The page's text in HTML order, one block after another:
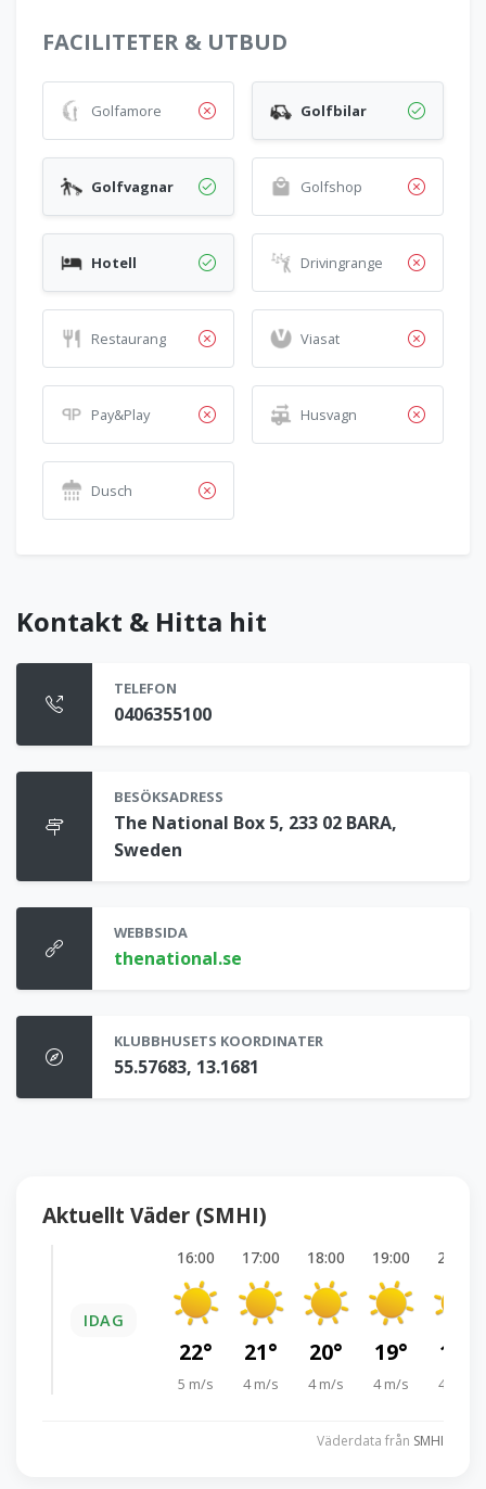
FACILITETER & UTBUD
Golfamore Golfbilar
Golfvagnar Golfshop
Hotell Drivingrange
Restaurang Viasat
Pay&Play Husvagn
Dusch
Kontakt & Hitta hit
TELEFON
0406355100
BESÖKSADRESS
The National Box 5, 233 02 BARA,
Sweden
WEBBSIDA
thenational.se
KLUBBHUSETS KOORDINATER
55.57683, 13.1681
Aktuellt Väder (SMHI)
IDAG
16:00
22°
5 m/s
17:00
21°
4 m/s
18:00
20°
4 m/s
19:00
19°
4 m/s
20:00
18°
4 m/s
Väderdata från SMHI